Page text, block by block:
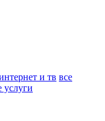
и тв все
услуги